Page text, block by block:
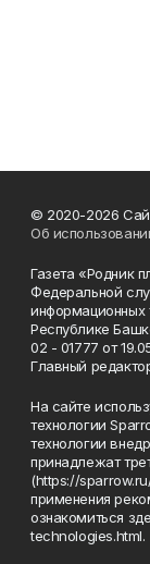
© 2020-2026
Об
Газета «Родник
Федеральной
информационных
Республике
02 - 01777 от
Главный
На сайте
технологии
технологии
принадлежат
(https://
применения
ознакомиться
technologies.html.